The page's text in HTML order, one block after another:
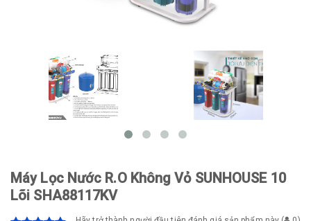
Máy Lọc Nước R.O Không Vỏ SUNHOUSE 10
Lõi SHA88117KV